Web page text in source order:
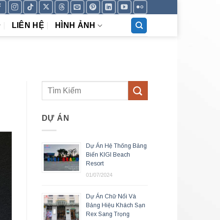
LIÊN HỆ HÌNH ẢNH
DỰ ÁN
Dự Án Hệ Thống Bảng
Biển KIGI Beach
Resort
01/07/2024
Dự Án Chữ Nổi Và
Bảng Hiệu Khách Sạn
Rex Sang Trọng